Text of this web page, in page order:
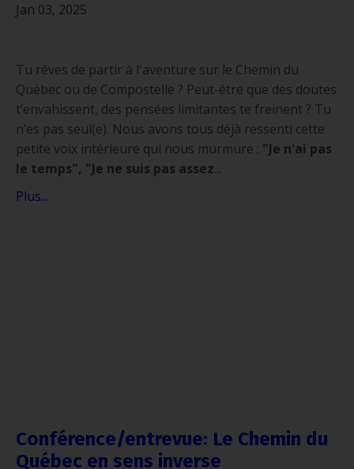
Jan 03, 2025
Tu rêves de partir à l'aventure sur le Chemin du
Québec ou de Compostelle ? Peut-être que des doutes
t’envahissent, des pensées limitantes te freinent ? Tu
n’es pas seul(e). Nous avons tous déjà ressenti cette
petite voix intérieure qui nous murmure : "Je n'ai pas
le temps", "Je ne suis pas assez...
Plus...
Conférence/entrevue: Le Chemin du
Québec en sens inverse